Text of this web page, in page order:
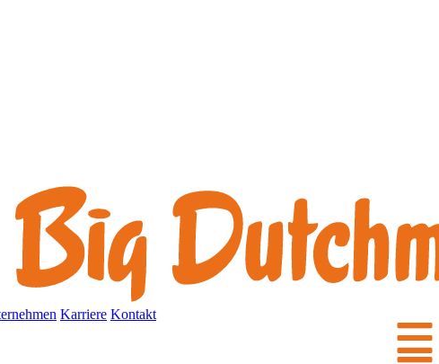
Karriere Kontakt